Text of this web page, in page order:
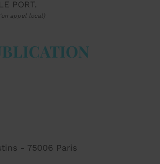
PORT.
appel local)
- 75006 Paris